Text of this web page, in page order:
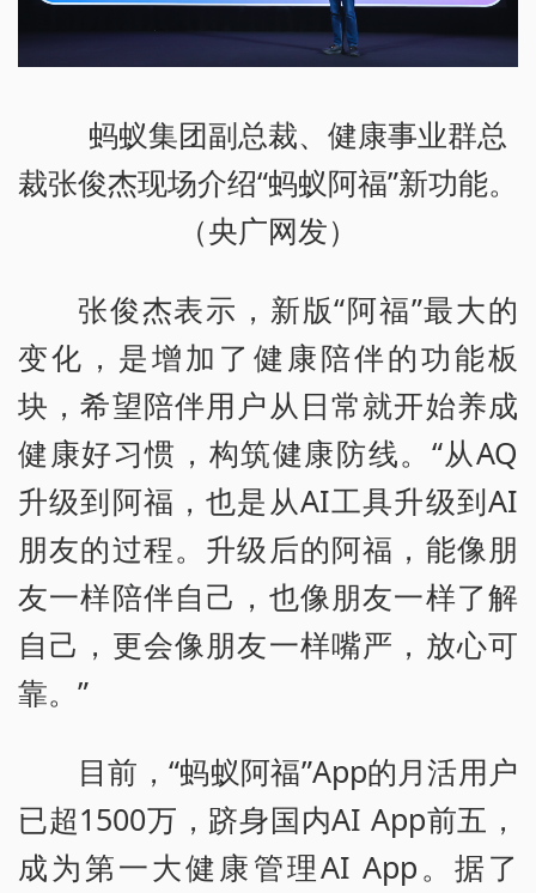
蚂蚁集团副总裁、健康事业群总
裁张俊杰现场介绍“蚂蚁阿福”新功能。
（央广网发）
张俊杰表示，新版“阿福”最大的
变化，是增加了健康陪伴的功能板
块，希望陪伴用户从日常就开始养成
健康好习惯，构筑健康防线。“从AQ
升级到阿福，也是从AI工具升级到AI
朋友的过程。升级后的阿福，能像朋
友一样陪伴自己，也像朋友一样了解
自己，更会像朋友一样嘴严，放心可
靠。”
目前，“蚂蚁阿福”App的月活用户
已超1500万，跻身国内AI App前五，
成为第一大健康管理AI App。据了